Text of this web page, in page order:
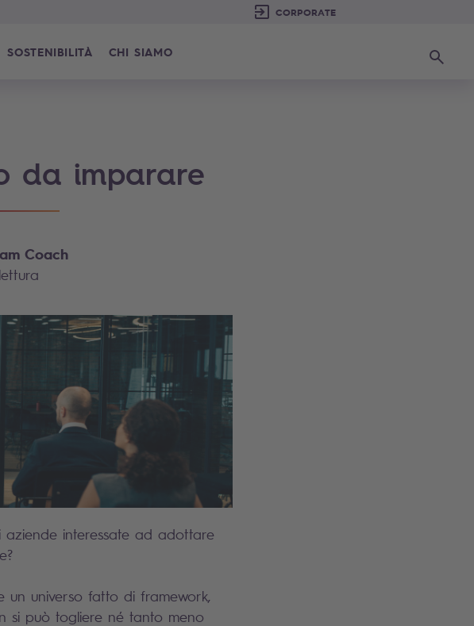
SOSTENIBILITÀ CHI SIAMO Ricerca
da imparare
Coach
aziende interessate ad adottare
un universo fatto di framework,
si può togliere né tanto meno